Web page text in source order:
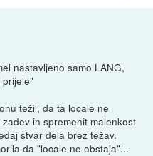
nastavljeno samo LANG,
težil, da ta locale ne
in spremenit malenkost
stvar dela brez težav.
da "locale ne obstaja"...